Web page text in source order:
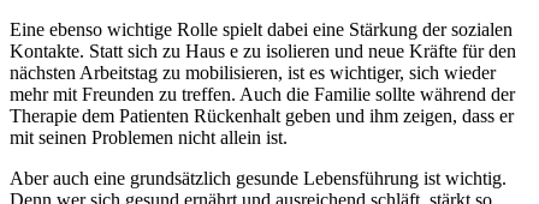
Eine ebenso wichtige Rolle spielt dabei eine Stärkung der sozialen
Kontakte. Statt sich zu Haus e zu isolieren und neue Kräfte für den
nächsten Arbeitstag zu mobilisieren, ist es wichtiger, sich wieder
mehr mit Freunden zu treffen. Auch die Familie sollte während der
Therapie dem Patienten Rückenhalt geben und ihm zeigen, dass er
mit seinen Problemen nicht allein ist.
Aber auch eine grundsätzlich gesunde Lebensführung ist wichtig.
Denn wer sich gesund ernährt und ausreichend schläft, stärkt so